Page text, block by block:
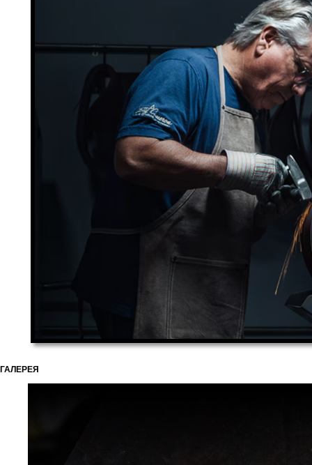
ГАЛЕРЕЯ